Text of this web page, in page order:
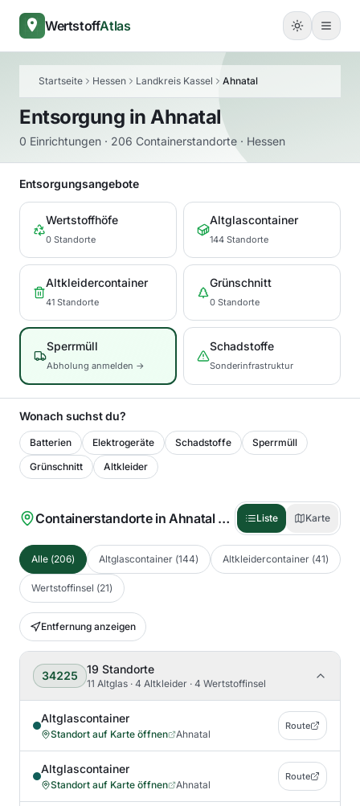
WertstoffAtlas
Startseite Hessen Landkreis Kassel Ahnatal
Entsorgung inAhnatal
0 Einrichtungen · 206 Containerstandorte · Hessen
Entsorgungsangebote
Wertstoffhöfe
0 Standorte
Altglascontainer
144 Standorte
Altkleidercontainer
41 Standorte
Grünschnitt
0 Standorte
Sperrmüll
Abholung anmelden →
Schadstoffe
Sonderinfrastruktur
Wonach suchst du?
Batterien Elektrogeräte Schadstoffe
Sperrmüll
Grünschnitt
Altkleider
Containerstandorte in Ahnatal (206) Liste Karte
Alle (206) Altglascontainer (144) Altkleidercontainer (41)
Wertstoffinsel (21)
Entfernung anzeigen
34225 19 Standorte
11 Altglas · 4 Altkleider · 4 Wertstoffinsel
Altglascontainer
Standort auf Karte öffnen Ahnatal
Route
Altglascontainer
Standort auf Karte öffnen Ahnatal
Route